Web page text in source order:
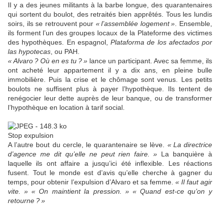
Il y a des jeunes militants à la barbe longue, des quarantenaires
qui sortent du boulot, des retraités bien apprêtés. Tous les lundis
soirs, ils se retrouvent pour « l’assemblée logement » . Ensemble,
ils forment l’un des groupes locaux de la Plateforme des victimes
des hypothèques. En espagnol, Plataforma de los afectados por
las hypotecas , ou PAH
«Alvaro ? Où en es tu ?» lance un participant. Avec sa femme, ils
ont acheté leur appartement il y a dix ans, en pleine bulle
immobilière. Puis la crise et le chômage sont venus. Les petits
boulots ne suffisent plus à payer l’hypothèque. Ils tentent de
renégocier leur dette auprès de leur banque, ou de transformer
l’hypothèque en location à tarif social.
Stop expulsion
A l’autre bout du cercle, le quarantenaire se lève. « La directrice
d’agence me dit qu’elle ne peut rien faire.
» La banquière à
laquelle ils ont affaire a jusqu’ici été inflexible. Les réactions
fusent. Tout le monde est d’avis qu’elle cherche à gagner du
temps, pour obtenir l’expulsion d’Alvaro et sa femme.« Il faut agir
vite.
» « On maintient la pression. » « Quand est-ce qu’on y
retourne ?»